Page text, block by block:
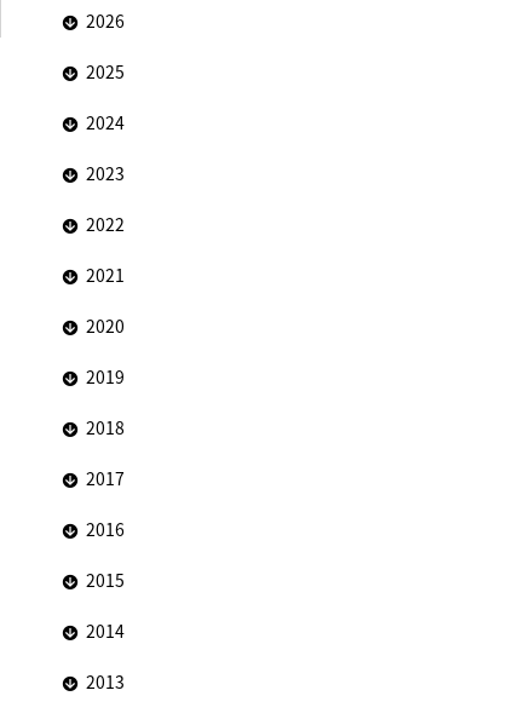
2026
2025
2024
2023
2022
2021
2020
2019
2018
2017
2016
2015
2014
2013